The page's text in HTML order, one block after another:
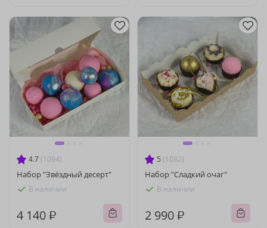
4.7 (1094)
Набор "Звёздный десерт"
В наличии
4 140 ₽
5 (1082)
Набор "Сладкий очаг"
В наличии
2 990 ₽